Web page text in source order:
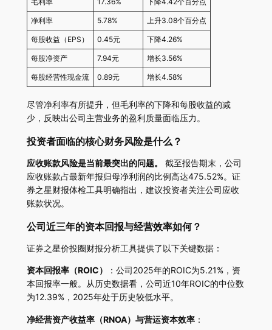
净利率 5.78% 上升3.08个百分点
每股收益（EPS） 0.45元 下降4.26%
每股净资产 7.94元 增长3.56%
每股经营性现金流 0.89元 增长4.58%
尽管净利率有所提升，但毛利率的下降和每股收益的减
少，反映出公司主营业务的盈利质量面临压力。
投资者面临的核心财务风险是什么？
应收账款风险是当前最突出的问题。
截至报告期末，公司
应收账款占最新年报归母净利润的比例高达475.52%。证
券之星财报体检工具明确指出，建议投资者关注公司应收
账款状况。
公司近三年的资本回报与经营效率如何？
证券之星价投圈财报分析工具提供了以下关键数据：
资本回报率（ROIC）
：公司2025年的ROIC为5.21%，资
本回报率一般。从历史数据看，公司近10年ROIC的中位数
为12.39%，2025年处于历史较低水平。
净经营资产收益率（RNOA）与营运资本效率：